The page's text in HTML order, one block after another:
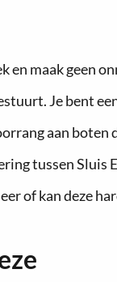
en maak geen
Je bent
aan boten
tussen
of kan deze